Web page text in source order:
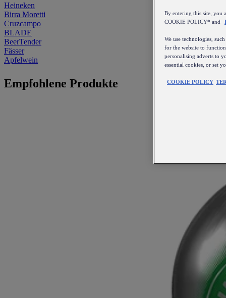
Heineken
Birra Moretti
Cruzcampo
BLADE
BeerTender
Fässer
Apfelwein
Empfohlene Produkte
By entering this site, you
COOKIE POLICY* and
We use technologies,
for the website to
personalising adverts to
essential cookies, or set
COOKIE POLICY